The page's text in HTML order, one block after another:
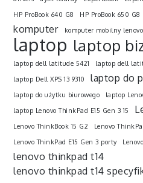
HP ProBook 640 G8
HP ProBook 650 G8
komputer
komputer mobilny
laptop laptop
laptop dell latitude 5421
laptop dell
laptop Dell XPS 13 9310
laptop do
laptop do użytku biurowego
laptop
laptop Lenovo ThinkPad E15 Gen 3 15
Lenovo ThinkBook 15 G2
Lenovo
Lenovo ThinkPad E15 Gen 3 porty
lenovo thinkpad t14
lenovo thinkpad t14